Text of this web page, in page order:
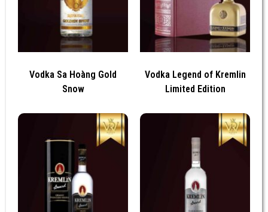
Vodka Sa Hoàng Gold
Snow
Vodka Legend of Kremlin
Limited Edition